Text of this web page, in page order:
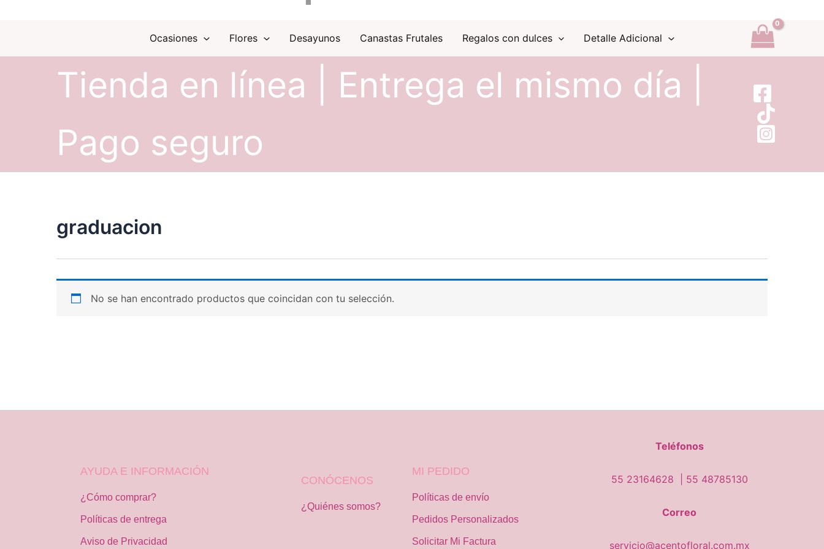
Ocasiones Flores Desayunos Canastas Frutales Regalos con dulces Detalle Adicional
Tienda en línea | Entrega el mismo día |
Pago seguro
graduacion
No se han encontrado productos que coincidan con tu selección.
AYUDA E INFORMACIÓN
¿Cómo comprar?
Políticas de entrega
Aviso de Privacidad
CONÓCENOS
¿Quiénes somos?
MI PEDIDO
Políticas de envío
Pedidos Personalizados
Solicitar Mi Factura
Teléfonos
55 23164628 | 55 48785130
Correo
servicio@acentofloral.com.mx